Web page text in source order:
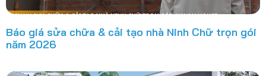
Báo giá sửa chữa & cải tạo nhà Ninh Chữ trọn gói
năm 2026